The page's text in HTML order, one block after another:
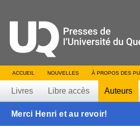
ACCUEIL NOUVELLES À PROPOS DES
Livres Libre accès Auteurs
Merci Henri et au revoir!